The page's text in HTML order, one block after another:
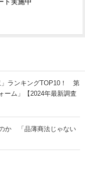
ト実施中
」ランキングTOP10！ 第
ーム」【2024年最新調査
か 「品薄商法じゃない